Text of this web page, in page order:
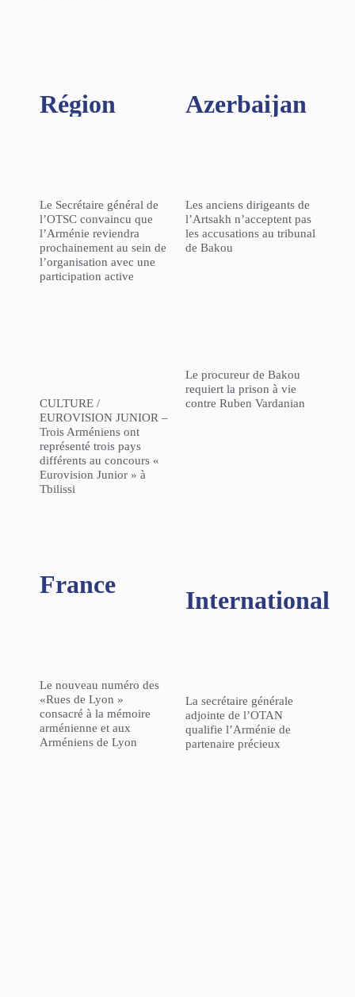
Région​
Le Secrétaire général de
l’OTSC convaincu que
l’Arménie reviendra
prochainement au sein de
l’organisation avec une
participation active
CULTURE /
EUROVISION JUNIOR –
Trois Arméniens ont
représenté trois pays
différents au concours «
Eurovision Junior » à
Tbilissi
Azerbaijan
Les anciens dirigeants de
l’Artsakh n’acceptent pas
les accusations au tribunal
de Bakou
Le procureur de Bakou
requiert la prison à vie
contre Ruben Vardanian
France
Le nouveau numéro des
«Rues de Lyon »
consacré à la mémoire
arménienne et aux
Arméniens de Lyon
International
La secrétaire générale
adjointe de l’OTAN
qualifie l’Arménie de
partenaire précieux